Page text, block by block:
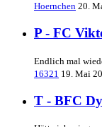
Hoernchen 20.
P - FC
Endlich mal
16321 19. Mai
T - BFC